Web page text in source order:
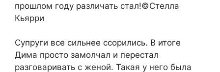
прошлом году различать стал!©Стелла
Кьярри
Супруги все сильнее ссорились. В итоге
Дима просто замолчал и перестал
разговаривать с женой. Такая у него была